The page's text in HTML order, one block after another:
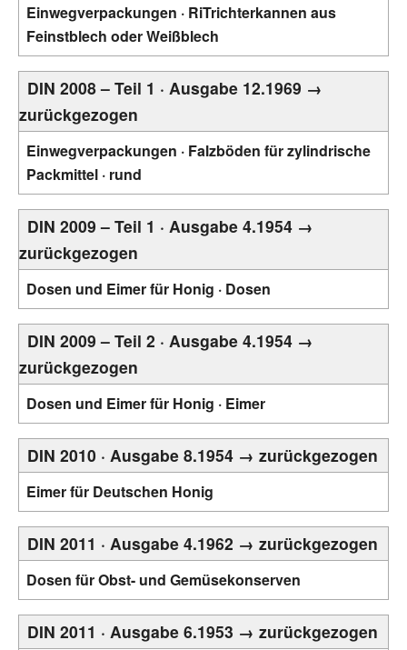
Einwegverpackungen · RiTrichterkannen aus
Feinstblech oder Weißblech
DIN 2008 – Teil 1 · Ausgabe 12.1969 →
zurückgezogen
Einwegverpackungen · Falzböden für zylindrische
Packmittel · rund
DIN 2009 – Teil 1 · Ausgabe 4.1954 →
zurückgezogen
Dosen und Eimer für Honig · Dosen
DIN 2009 – Teil 2 · Ausgabe 4.1954 →
zurückgezogen
Dosen und Eimer für Honig · Eimer
DIN 2010 · Ausgabe 8.1954 → zurückgezogen
Eimer für Deutschen Honig
DIN 2011 · Ausgabe 4.1962 → zurückgezogen
Dosen für Obst- und Gemüsekonserven
DIN 2011 · Ausgabe 6.1953 → zurückgezogen